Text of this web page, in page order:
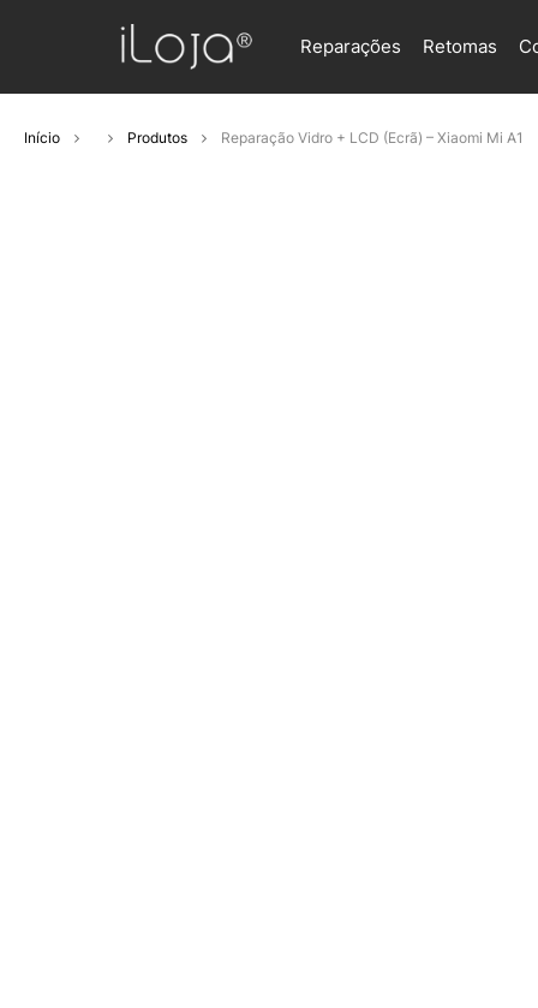
Reparações Retomas
Início Produtos Reparação Vidro + LCD (Ecrã) – Xiaomi Mi A1